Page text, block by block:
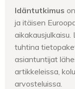
Idäntutkimus
ja itäisen
tuhtina
asiantuntijat
artikkeleissa,
arvosteluissa.